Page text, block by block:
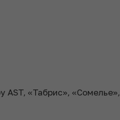
AST, «Табрис», «Сомелье»,